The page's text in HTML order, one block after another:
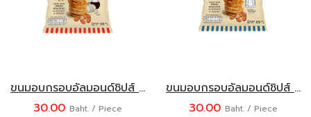
ขนมอบกรอบอัลมอนด์ชิปส์ รสออริจินอล ตราเดอลาลิต้า 25 กรัม
30.00 Baht. / Piece
ขนมอบกรอบอัลมอนด์ชิปส์ รสเกลือ ตราเดอลาลิต้า 25 กรัม
30.00 Baht. / Piece